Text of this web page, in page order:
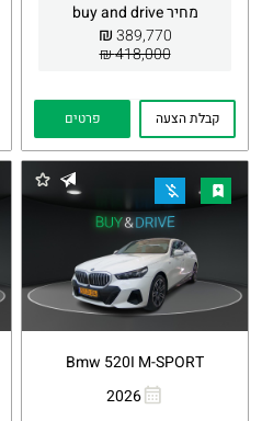
מחיר buy and drive
389,770
₪
418,000 ₪
קבלת הצעה פרטים
Bmw 520I M-SPORT
2026
Whatsapp